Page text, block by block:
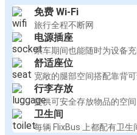
免费 Wi-Fi
旅行全程不断网
电源插座
乘车期间也能随时为设备
舒适座位
宽敞的腿部空间搭配靠背
行李存放
提供可安全存放物品的空间
卫生间
每辆 FlixBus 上都配有卫生